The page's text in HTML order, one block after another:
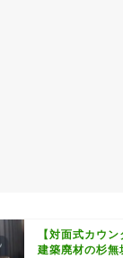
【対面式カウ
建築廃材の杉無